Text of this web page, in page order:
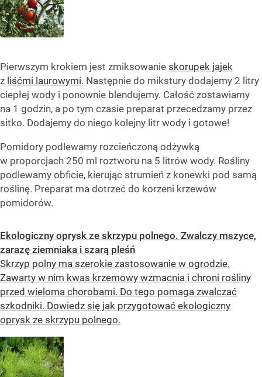
Pierwszym krokiem jest zmiksowanie skorupek jajek
z liśćmi laurowymi. Następnie do mikstury dodajemy 2 litry
ciepłej wody i ponownie blendujemy. Całość zostawiamy
na 1 godzin, a po tym czasie preparat przecedzamy przez
sitko. Dodajemy do niego kolejny litr wody i gotowe!
Pomidory podlewamy rozcieńczoną odżywką
w proporcjach 250 ml roztworu na 5 litrów wody. Rośliny
podlewamy obficie, kierując strumień z konewki pod samą
roślinę. Preparat ma dotrzeć do korzeni krzewów
pomidorów.
Ekologiczny oprysk ze skrzypu polnego. Zwalczy mszyce,
zarazę ziemniaka i szarą pleśń
Skrzyp polny ma szerokie zastosowanie w ogrodzie.
Zawarty w nim kwas krzemowy wzmacnia i chroni rośliny
przed wieloma chorobami. Do tego pomaga zwalczać
szkodniki. Dowiedz się jak przygotować ekologiczny
oprysk ze skrzypu polnego.